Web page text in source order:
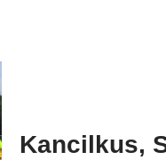
Kancilkus,